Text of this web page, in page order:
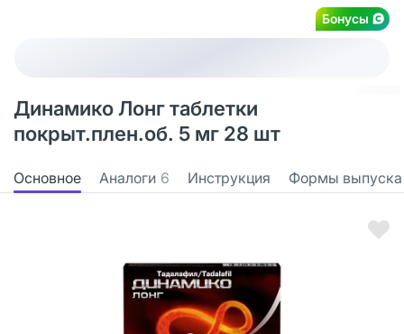
Бонусы
Динамико Лонг таблетки
покрыт.плен.об. 5 мг 28 шт
Основное Аналоги 6 Инструкция Формы выпуска